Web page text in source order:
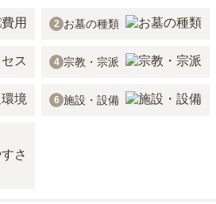
2 お墓の種類
4 宗教・宗派
6 施設・設備